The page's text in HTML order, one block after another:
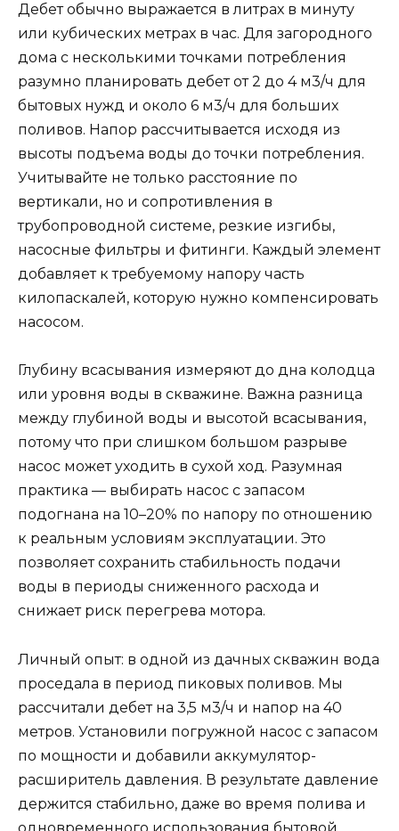
Дебет обычно выражается в литрах в минуту
или кубических метрах в час. Для загородного
дома с несколькими точками потребления
разумно планировать дебет от 2 до 4 м3/ч для
бытовых нужд и около 6 м3/ч для больших
поливов. Напор рассчитывается исходя из
высоты подъема воды до точки потребления.
Учитывайте не только расстояние по
вертикали, но и сопротивления в
трубопроводной системе, резкие изгибы,
насосные фильтры и фитинги. Каждый элемент
добавляет к требуемому напору часть
килопаскалей, которую нужно компенсировать
насосом.
Глубину всасывания измеряют до дна колодца
или уровня воды в скважине. Важна разница
между глубиной воды и высотой всасывания,
потому что при слишком большом разрыве
насос может уходить в сухой ход. Разумная
практика — выбирать насос с запасом
подогнана на 10–20% по напору по отношению
к реальным условиям эксплуатации. Это
позволяет сохранить стабильность подачи
воды в периоды сниженного расхода и
снижает риск перегрева мотора.
Личный опыт: в одной из дачных скважин вода
проседала в период пиковых поливов. Мы
рассчитали дебет на 3,5 м3/ч и напор на 40
метров. Установили погружной насос с запасом
по мощности и добавили аккумулятор-
расширитель давления. В результате давление
держится стабильно, даже во время полива и
одновременного использования бытовой